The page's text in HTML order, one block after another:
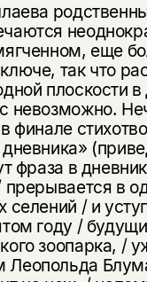
еще
так что
плоскости
невозможно.
финале
фраза в
прерывается в
селений / и
году /
зоопарка, /